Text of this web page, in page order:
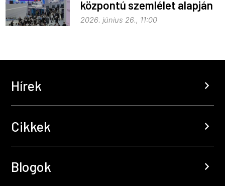
központú szemlélet alapján
fejlődik
2026. június 26., 11:00
Hírek chevron_right
Cikkek chevron_right
Blogok chevron_right